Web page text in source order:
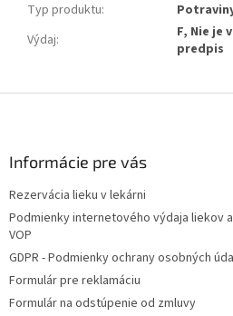
Typ produktu:
Výdaj:
F, Nie je
predpis
Informácie pre vás
Rezervácia lieku v lekárni
Podmienky internetového výdaja liekov
VOP
GDPR - Podmienky ochrany osobných
Formulár pre reklamáciu
Formulár na odstúpenie od zmluvy